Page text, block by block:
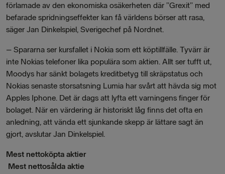
förlamade av den ekonomiska osäkerheten där ”Grexit” med
befarade spridningseffekter kan få världens börser att rasa,
säger Jan Dinkelspiel, Sverigechef på Nordnet.
– Spararna ser kursfallet i Nokia som ett köptillfälle. Tyvärr är
inte Nokias telefoner lika populära som aktien. Allt ser tufft ut,
Moodys har sänkt bolagets kreditbetyg till skräpstatus och
Nokias senaste storsatsning Lumia har svårt att hävda sig mot
Apples Iphone. Det är dags att lyfta ett varningens finger för
bolaget. När en värdering är historiskt låg finns det ofta en
anledning, att vända ett sjunkande skepp är lättare sagt än
gjort, avslutar Jan Dinkelspiel.
Mest nettoköpta aktier
Mest nettosålda aktie